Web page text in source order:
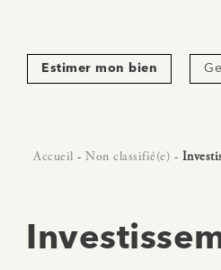
Estimer mon bien
Accueil - Non classifié(e) -